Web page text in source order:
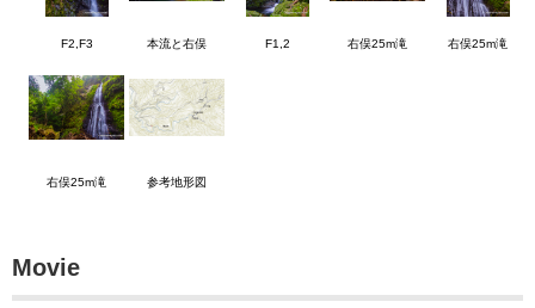
F2,F3 本流と右俣 F1,2 右俣25m滝 右俣25m滝
右俣25m滝 参考地形図
Movie